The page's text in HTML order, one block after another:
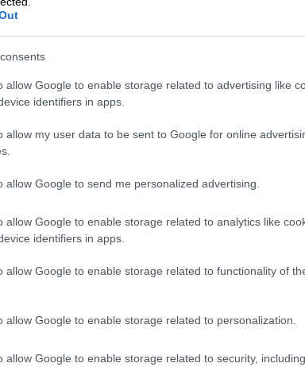
allow Google to enable storage related to advertising like
identifiers in apps.
allow my user data to be sent to Google for online
allow Google to send me personalized advertising.
allow Google to enable storage related to analytics like
identifiers in apps.
allow Google to enable storage related to functionality of
allow Google to enable storage related to personalization.
allow Google to enable storage related to security, including
Αιγαίο και την ανατολική
να αντιμετωπίσουν την Τουρκία
πληροφορίες για την Ουκρανία
ευθύνη;» ρώτησε ο Ντούσι τον
Περισσότερος πληθωρισμός;
ο Μπάιντεν, όμως ακούγεται